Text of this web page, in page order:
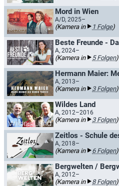
Mord in Wien
A/D, 2025–
(Kamera in 1 Folge)
Beste Freunde -
A, 2024–
(Kamera in 5 Folgen)
Hermann Maier:
A, 2013–
(Kamera in 3 Folgen)
Wildes Land
A, 2012–2016
(Kamera in 3 Folgen)
Zeitlos - Schule
A, 2018–
(Kamera in 6 Folgen)
Bergwelten /
A, 2012–
(Kamera in 8 Folgen)